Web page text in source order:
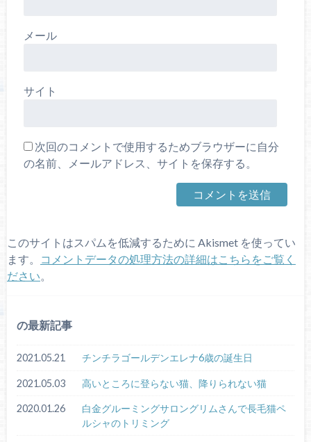
メール
サイト
次回のコメントで使用するためブラウザーに自分
の名前、メールアドレス、サイトを保存する。
このサイトはスパムを低減するために Akismet を使ってい
ます。
コメントデータの処理方法の詳細はこちらをご覧く
ださい
の最新記事
2021.05.21 チンチラゴールデンエレナ6歳の誕生日
2021.05.03 高いところに登らない猫、降りられない猫
2020.01.26
白金グルーミングサロングリムさんで長毛猫ペ
ルシャのトリミング